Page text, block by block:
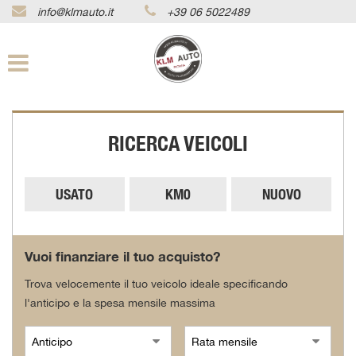
info@klmauto.it +39 06 5022489
RICERCA VEICOLI
USATO KM0 NUOVO
Vuoi finanziare il tuo acquisto?
Trova velocemente il tuo veicolo ideale specificando
l'anticipo e la spesa mensile massima
preferenze
di
consente
le
tue
preferenze
di
consenso
tecnologie